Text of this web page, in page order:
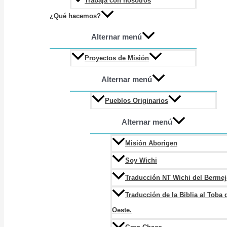
¿Qué hacemos?
Alternar menú
Proyectos de Misión
Alternar menú
Pueblos Originarios
Alternar menú
Misión Aborigen
Soy Wichi
Traducción NT Wichi del
Traducción de la Biblia al Toba
Oeste.